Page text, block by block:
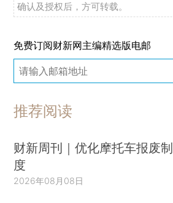
确认及授权后，方可转载。
免费订阅财新网主编精选版电邮
推荐阅读
财新周刊｜优化摩托车报废制
度
2026年08月08日